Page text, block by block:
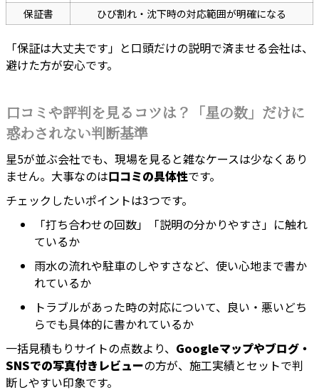
保証書
ひび割れ・沈下時の対応範囲が明確になる
「保証は大丈夫です」と口頭だけの説明で済ませる会社は、
避けた方が安心です。
口コミや評判を見るコツは？「星の数」だけに
惑わされない判断基準
星5が並ぶ会社でも、現場を見ると雑なケースは少なくあり
ません。大事なのは口コミの具体性です。
チェックしたいポイントは3つです。
「打ち合わせの回数」「説明の分かりやすさ」に触れ
ているか
雨水の流れや駐車のしやすさなど、使い心地まで書か
れているか
トラブルがあった時の対応について、良い・悪いどち
らでも具体的に書かれているか
一括見積もりサイトの点数より、 Googleマップやブログ・
SNSでの写真付きレビューの方が、施工実績とセットで判
断しやすい印象です。